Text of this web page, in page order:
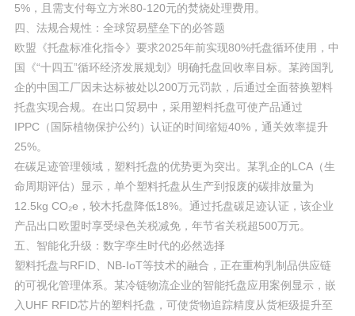
5%，且需支付每立方米80-120元的焚烧处理费用。
四、法规合规性：全球贸易壁垒下的必答题
欧盟《托盘标准化指令》要求2025年前实现80%托盘循环使用，中
国《“十四五”循环经济发展规划》明确托盘回收率目标。某跨国乳
企的中国工厂因未达标被处以200万元罚款，后通过全面替换塑料
托盘实现合规。在出口贸易中，采用塑料托盘可使产品通过
IPPC（国际植物保护公约）认证的时间缩短40%，通关效率提升
25%。
在碳足迹管理领域，塑料托盘的优势更为突出。某乳企的LCA（生
命周期评估）显示，单个塑料托盘从生产到报废的碳排放量为
12.5kg CO₂e，较木托盘降低18%。通过托盘碳足迹认证，该企业
产品出口欧盟时享受绿色关税减免，年节省关税超500万元。
五、智能化升级：数字孪生时代的必然选择
塑料托盘与RFID、NB-IoT等技术的融合，正在重构乳制品供应链
的可视化管理体系。某冷链物流企业的智能托盘应用案例显示，嵌
入UHF RFID芯片的塑料托盘，可使货物追踪精度从货柜级提升至